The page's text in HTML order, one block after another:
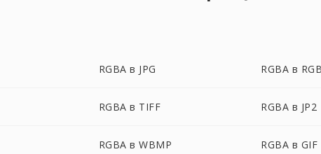
RGBA в JPG RGBA в RGB
RGBA в TIFF RGBA в JP2
RGBA в WBMP RGBA в GIF